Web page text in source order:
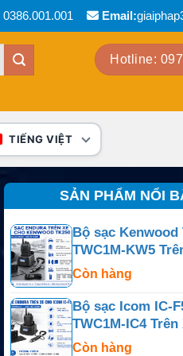
0386.001.001 Email:
Hotline:
TIẾNG VIỆT
SẢN PHẨM NỔI
Bộ sạc Kenwood
TWC1M-KW5
TK250, TK259,
TK353, TK359,
TK431
Còn hàng
Bộ sạc Icom IC-
TWC1M-IC4 Trên
IC-F50, IC-F50V,
Còn hàng